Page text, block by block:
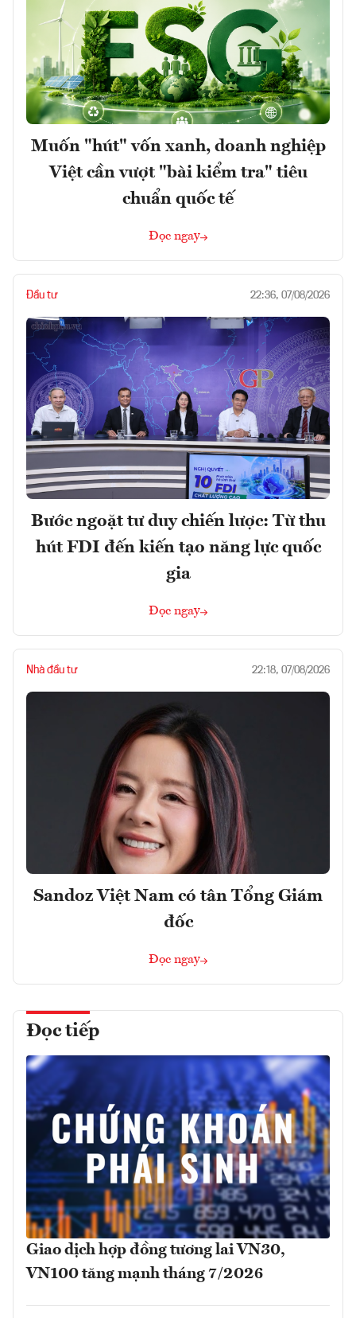
Muốn "hút" vốn xanh, doanh nghiệp
Việt cần vượt "bài kiểm tra" tiêu
chuẩn quốc tế
Đọc ngay
Đầu tư 22:36, 07/08/2026
Bước ngoặt tư duy chiến lược: Từ thu
hút FDI đến kiến tạo năng lực quốc
gia
Đọc ngay
Nhà đầu tư 22:18, 07/08/2026
Sandoz Việt Nam có tân Tổng Giám
đốc
Đọc ngay
Đọc tiếp
Giao dịch hợp đồng tương lai VN30,
VN100 tăng mạnh tháng 7/2026